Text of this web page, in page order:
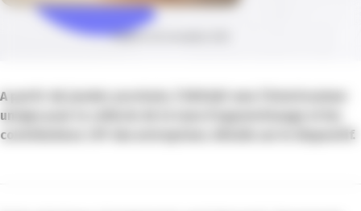
Publié le 26 novembre 2021
A partir de janvier prochain, l’URSSAF sera l’interlocuteur
unique pour la collecte de la taxe d’apprentissage et les
contributions CFP des entreprises. Détails sur le dispositif.